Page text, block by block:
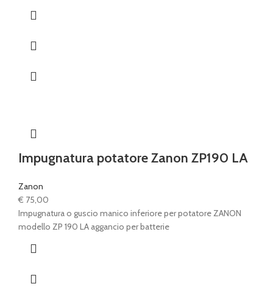
Impugnatura potatore Zanon ZP190 LA
Zanon
€ 75,00
Impugnatura o guscio manico inferiore per potatore ZANON
modello ZP 190 LA aggancio per batterie